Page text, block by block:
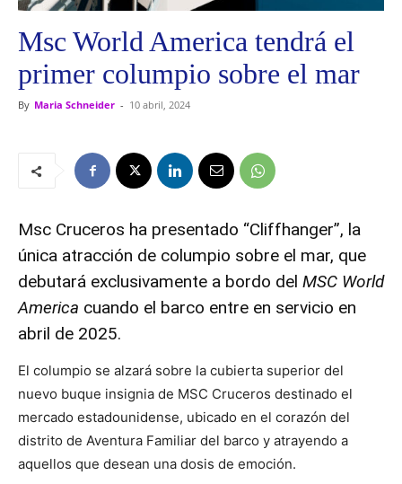
Msc World America tendrá el
primer columpio sobre el mar
By Maria Schneider - 10 abril, 2024
Msc Cruceros ha presentado “Cliffhanger”, la
única atracción de columpio sobre el mar, que
debutará exclusivamente a bordo del MSC World
America cuando el barco entre en servicio en
abril de 2025.
El columpio se alzará sobre la cubierta superior del
nuevo buque insignia de MSC Cruceros destinado el
mercado estadounidense, ubicado en el corazón del
distrito de Aventura Familiar del barco y atrayendo a
aquellos que desean una dosis de emoción.